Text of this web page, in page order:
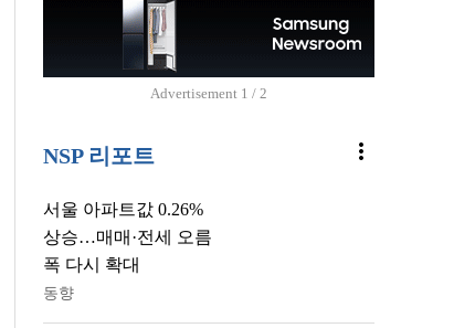
Advertisement 2 / 2
NSP 리포트 more_vert
서울 아파트값 0.26%
상승…매매·전세 오름
폭 다시 확대
동향